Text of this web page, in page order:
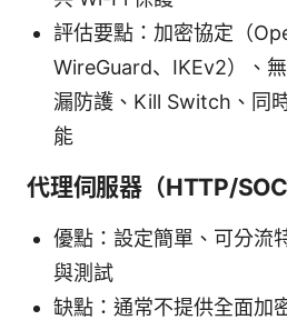
評估要點：加密協定（
WireGuard、IKEv2）、
漏防護、Kill Switch、同
能
代理伺服器（HTTP/
優點：設定簡單、可分流
與測試
缺點：通常不提供全面加